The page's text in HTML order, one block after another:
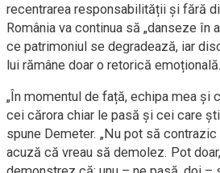
recentrarea responsabilității și fără
România va continua să „danseze în
ce patrimoniul se degradează, iar
lui rămâne doar o retorică emoțională.
„În momentul de față, echipa mea și
cei cărora chiar le pasă și cei care
spune Demeter. „Nu pot să
acuză că vreau să demolez. Pot